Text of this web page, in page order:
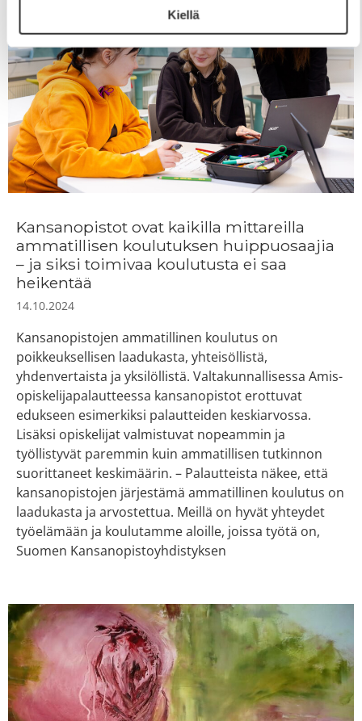
Kiellä
Kansanopistot ovat kaikilla mittareilla
ammatillisen koulutuksen huippuosaajia
– ja siksi toimivaa koulutusta ei saa
heikentää
14.10.2024
Kansanopistojen ammatillinen koulutus on
poikkeuksellisen laadukasta, yhteisöllistä,
yhdenvertaista ja yksilöllistä. Valtakunnallisessa Amis-
opiskelijapalautteessa kansanopistot erottuvat
edukseen esimerkiksi palautteiden keskiarvossa.
Lisäksi opiskelijat valmistuvat nopeammin ja
työllistyvät paremmin kuin ammatillisen tutkinnon
suorittaneet keskimäärin. – Palautteista näkee, että
kansanopistojen järjestämä ammatillinen koulutus on
laadukasta ja arvostettua. Meillä on hyvät yhteydet
työelämään ja koulutamme aloille, joissa työtä on,
Suomen Kansanopistoyhdistyksen